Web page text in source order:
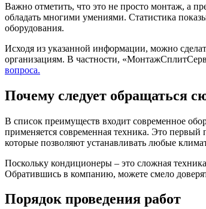
Важно отметить, что это не просто монтаж, а
обладать многими умениями. Статистика
оборудования.
Исходя из указанной информации, можно
организациям. В частности,
вопроса.
Почему следует обращаться
В список преимуществ входит современное
применяется современная техника. Это
которые позволяют устанавливать любые
Поскольку кондиционеры – это сложная
Обратившись в компанию, можете смело
Порядок проведения работ